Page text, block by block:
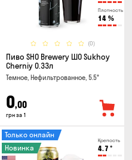
Плотность
14 %
(0)
Пиво SHO Brewery ШО Sukhoy
Cherniy 0.33л
Темное, Нефильтрованное, 5.5°
0,00
грн за 1
Крепость
4.7 °
Только онлайн
Новинка